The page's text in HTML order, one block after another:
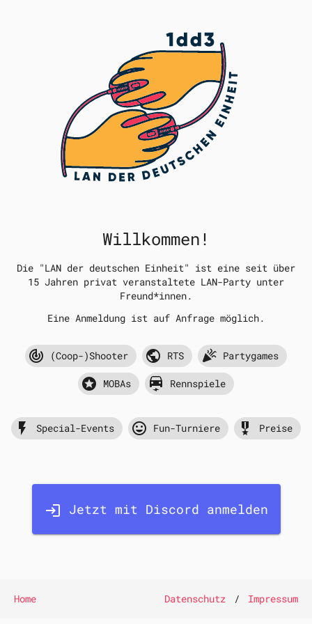
Willkommen!
Die "LAN der deutschen Einheit" ist eine seit über
15 Jahren privat veranstaltete LAN-Party unter
Freund*innen.
Eine Anmeldung ist auf Anfrage möglich.
track_changes (Coop-)Shooter public RTS celebration Partygames
stars MOBAs electric_car Rennspiele
flash_on Special-Events mood Fun-Turniere military_tech Preise
login Jetzt mit Discord anmelden
Home Datenschutz / Impressum